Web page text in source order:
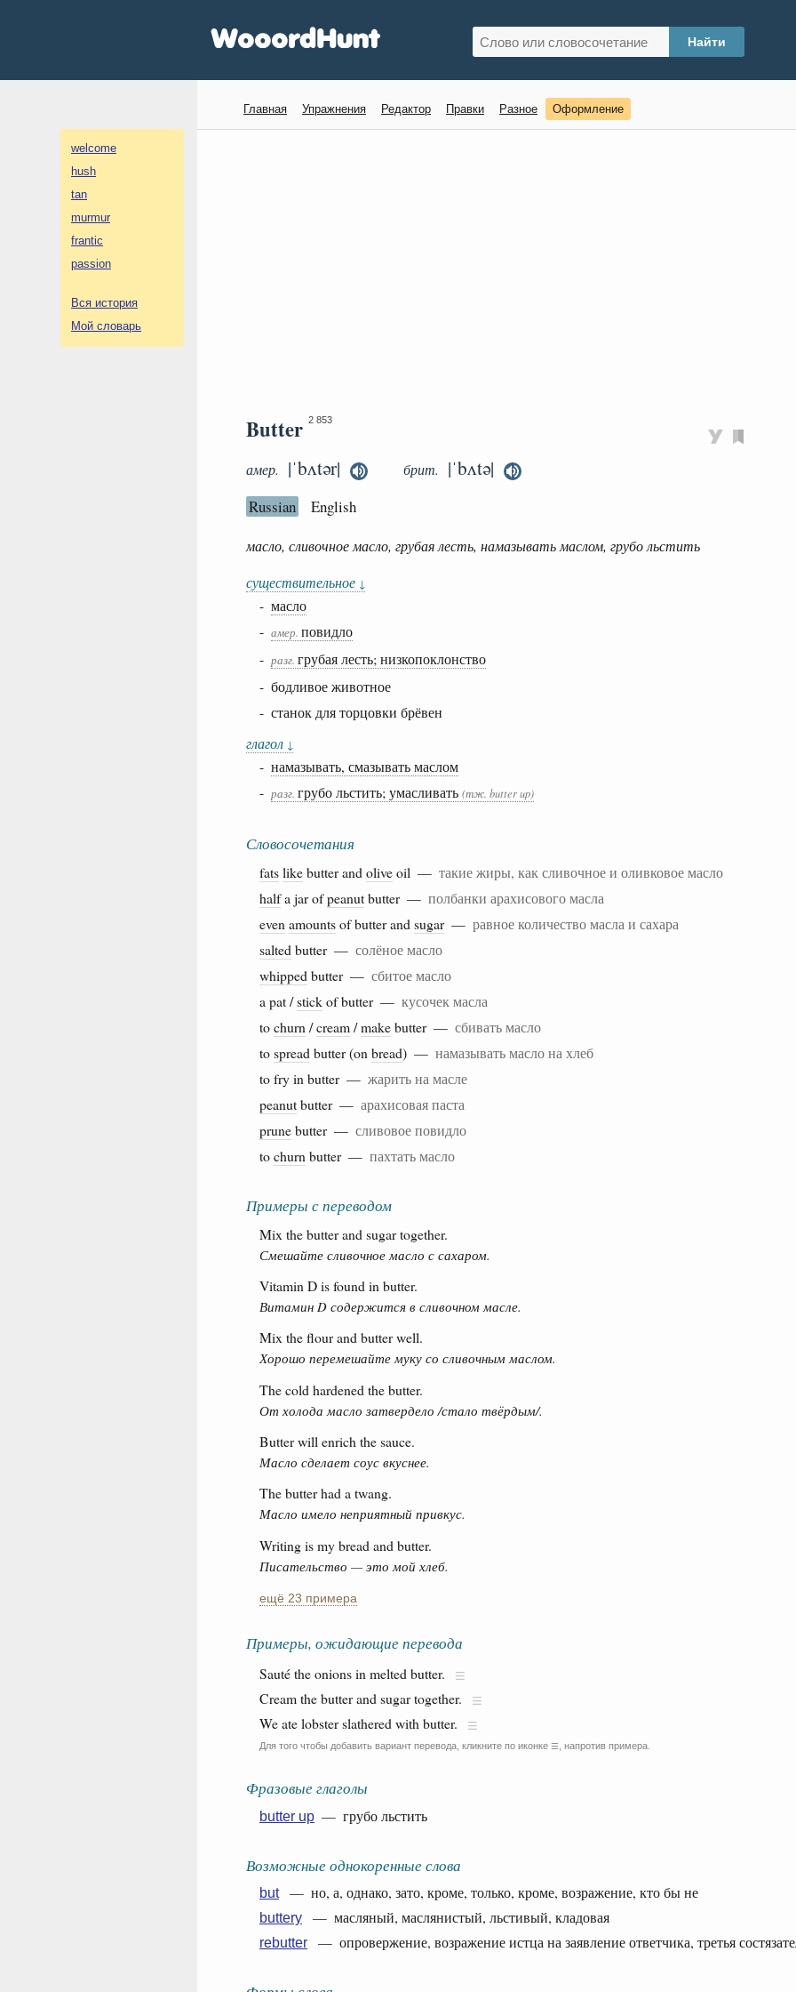
welcome
hush
tan
murmur
frantic
passion
Вся история
Мой словарь
Главная Упражнения Редактор Правки Разное Оформление
Butter 2 853
амер. |ˈbʌtər| брит. |ˈbʌtə|
Russian English
масло, сливочное масло, грубая лесть, намазывать маслом, грубо льстить
существительное ↓
- масло
- амер. повидло
- разг. грубая лесть; низкопоклонство
- бодливое животное
- станок для торцовки брёвен
глагол ↓
- намазывать, смазывать маслом
- разг. грубо льстить; умасливать (тж. butter up)
Словосочетания
fatslikebutter and oliveoil — такие жиры, как сливочное и оливковое масло
halfa jar ofpeanutbutter — полбанки арахисового масла
even amountsof butter and sugar— равное количество масла и сахара
salted butter — солёное масло
whipped butter — сбитое масло
a pat /stickof butter — кусочек масла
tochurn /cream/makebutter — сбивать масло
tospread butter (on bread) — намазывать масло на хлеб
to fry in butter — жарить на масле
peanutbutter — арахисовая паста
prunebutter — сливовое повидло
tochurn butter — пахтать масло
Примеры с переводом
Mix the butter and sugar together.
Смешайте сливочное масло с сахаром.
Vitamin D is found in butter.
Витамин D содержится в сливочном масле.
Mix the flour and butter well.
Хорошо перемешайте муку со сливочным маслом.
The cold hardened the butter.
От холода масло затвердело /стало твёрдым/.
Butter will enrich the sauce.
Масло сделает соус вкуснее.
The butter had a twang.
Масло имело неприятный привкус.
Writing is my bread and butter.
Писательство — это мой хлеб.
ещё 23 примера
Примеры, ожидающие перевода
Sauté the onions in melted butter.
Cream the butter and sugar together.
We ate lobster slathered with butter.
Для того чтобы добавить вариант перевода, кликните по иконке ☰ , напротив примера.
Фразовые глаголы
butter up — грубо льстить
Возможные однокоренные слова
but— но, а, однако, зато, кроме, только, кроме, возражение, кто бы не
buttery — масляный, маслянистый, льстивый, кладовая
rebutter — опровержение, возражение истца на заявление ответчика, третья